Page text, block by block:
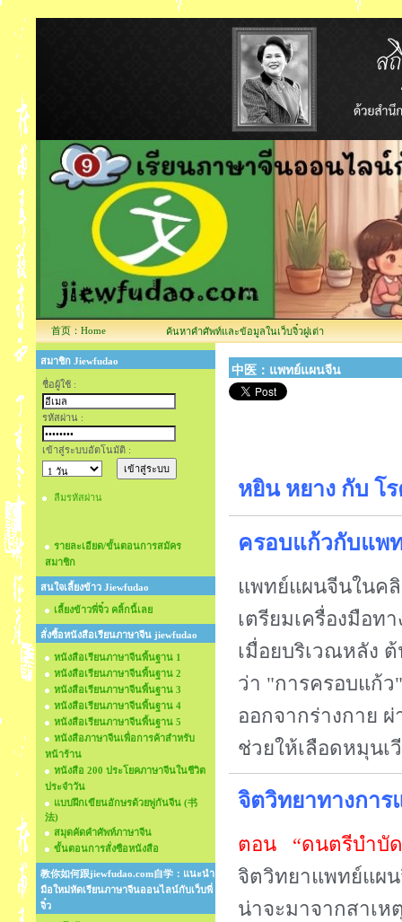
首页：Home ค้นหาคำศัพท์และข้อมูลในเว็บจิ๋วฝูเต่า
สมาชิก Jiewfudao
ชื่อผู้ใช้ :
รหัสผ่าน :
เข้าสู่ระบบอัตโนมัติ :
ลืมรหัสผ่าน
รายละเอียด/ขั้นตอนการสมัคร
สมาชิก
สนใจเลี้ยงข้าว Jiewfudao
เลี้ยงข้าวพี่จิ๋ว คลิ้กนี้เลย
สั่งซื้อหนังสือเรียนภาษาจีน jiewfudao
หนังสือเรียนภาษาจีนพื้นฐาน 1
หนังสือเรียนภาษาจีนพื้นฐาน 2
หนังสือเรียนภาษาจีนพื้นฐาน 3
หนังสือเรียนภาษาจีนพื้นฐาน 4
หนังสือเรียนภาษาจีนพื้นฐาน 5
หนังสือภาษาจีนเพื่อการค้าสำหรับ
หน้าร้าน
หนังสือ 200 ประโยคภาษาจีนในชีวิต
ประจำวัน
แบบฝึกเขียนอักษรด้วยพู่กันจีน (书
法)
สมุดคัดคำศัพท์ภาษาจีน
ขั้นตอนการสั่งซือหนังสือ
教你如何跟jiewfudao.com自学：แนะนำ
มือใหม่หัดเรียนภาษาจีนออนไลน์กับเว็บพี่
จิ๋ว
中医：แพทย์แผนจีน
หยิน หยาง กับ โ
ครอบแก้วกับแพ
แพทย์แผนจีนในค
เตรียมเครื่องมือท
เมื่อยบริเวณหลัง
ว่า "การครอบแก้
ออกจากร่างกาย
ช่วยให้เลือดหมุนเ
จิตวิทยาทางกา
ตอน “ดนตรีบำบัด
จิตวิทยาแพทย์แผ
น่าจะมาจากสาเ